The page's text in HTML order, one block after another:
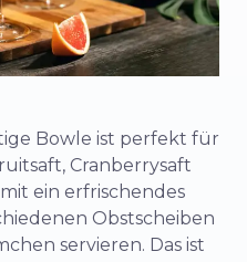
Bowle ist perfekt für
Cranberrysaft
ein erfrischendes
Obstscheiben
servieren. Das ist